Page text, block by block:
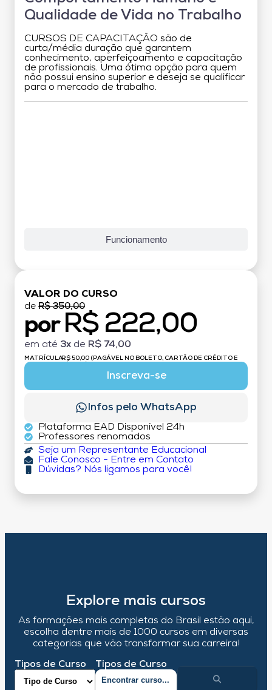
Qualidade de Vida no Trabalho
CURSOS DE CAPACITAÇÃO são de
curta/média duração que garantem
conhecimento, aperfeiçoamento e capacitação
de profissionais. Uma ótima opção para quem
não possui ensino superior e deseja se qualificar
para o mercado de trabalho.
Funcionamento
VALOR DO CURSO
de R$ 350,00
por R$ 222,00
em até 3x de R$ 74,00
MATRÍCULA:R$ 50,00 (PAGÁVEL NO BOLETO, CARTÃO DE CRÉDITO E
Inscreva-se
Infos pelo WhatsApp
Plataforma EAD Disponível 24h
Professores renomados
Seja um Representante Educacional
Fale Conosco - Entre em Contato
Dúvidas? Nós ligamos para você!
Explore mais cursos
As formações mais completas do Brasil estão aqui,
escolha dentre mais de 1000 cursos em diversas
categorias que vão transformar sua carreira!
Tipos de Curso Tipos de Curso